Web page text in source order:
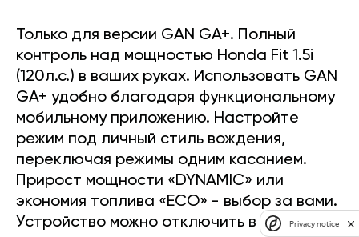
Только для версии GAN GA+. Полный
контроль над мощностью Honda Fit 1.5i
(120л.с.) в ваших руках. Использовать GAN
GA+ удобно благодаря функциональному
мобильному приложению. Настройте
режим под личный стиль вождения,
переключая режимы одним касанием.
Прирост мощности «DYNAMIC» или
экономия топлива «ECO» - выбор за вами.
Устройство можно отключить в любоеPrivacy notice